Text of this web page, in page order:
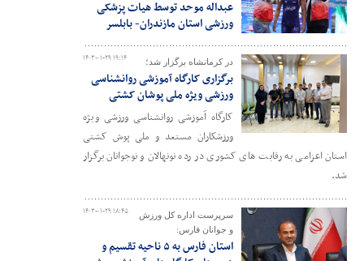
عبداله موحد توسط هیات پزشکی
ورزشی استان مازندران- بابلسر
۱۴۰۳-۰۱-۲۹ ۱۹:۱۴ در کرمانشاه برگزار شد؛
برگزاری کارگاه آموزشی روانشناسی
ورزشی ویژه ملی پوشان کشتی
کارگاه آموزشی روانشناسی ورزشی ویژه
ورزشکاران مستعد و ملی پوش کشتی
استان اعزامی به رقابت های کشوری در رده نونهالان و نوجوانان برگزار
شد.
۱۴۰۳-۰۱-۲۹ ۱۸:۴۵
سرپرست اداره کل ورزش
و جوانان فارس:
استان فارس به ۵ ناحیه تقسیم و